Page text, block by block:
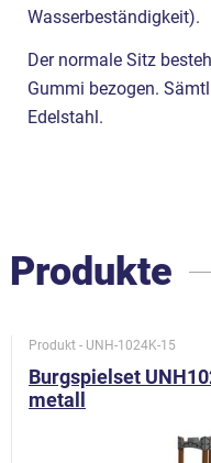
Wasserbeständigkeit).
Der normale Sitz
Gummi bezogen.
Edelstahl.
Produkte
Produkt - UNH-1024K-15
Burgspielset
metall